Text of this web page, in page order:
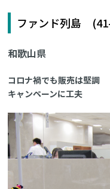
ファンド列島
和歌山県
コロナ禍でも販売は堅調
キャンペーンに工夫